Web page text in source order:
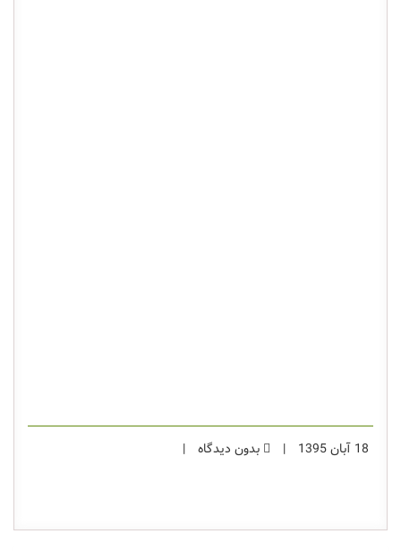
18 آبان 1395 | بدون دیدگاه |